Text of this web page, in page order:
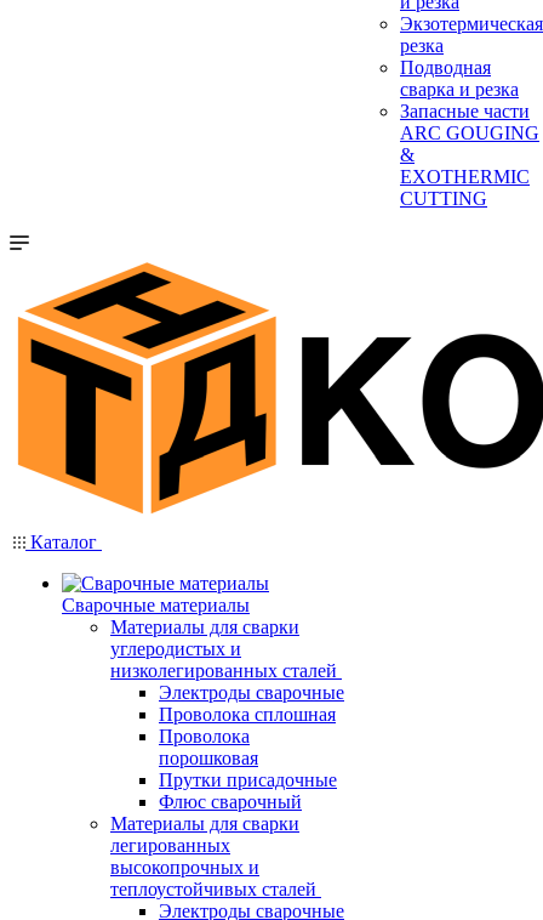
Экзотермическая
резка
Подводная
сварка и резка
Запасные части
ARC GOUGING
&
EXOTHERMIC
CUTTING
Каталог
Сварочные материалы
Материалы для сварки
углеродистых и
низколегированных сталей
Электроды сварочные
Проволока сплошная
Проволока
порошковая
Прутки присадочные
Флюс сварочный
Материалы для сварки
легированных
высокопрочных и
теплоустойчивых сталей
Электроды сварочные